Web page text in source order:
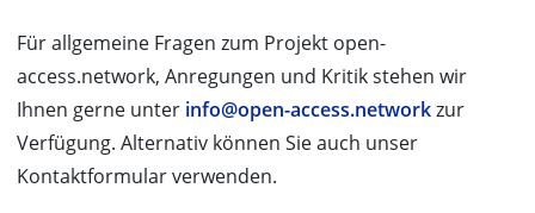
Für allgemeine Fragen zum Projekt open-
access.network, Anregungen und Kritik stehen wir
Ihnen gerne unter info@open-access.networkzur
Verfügung. Alternativ können Sie auch unser
Kontaktformular verwenden.